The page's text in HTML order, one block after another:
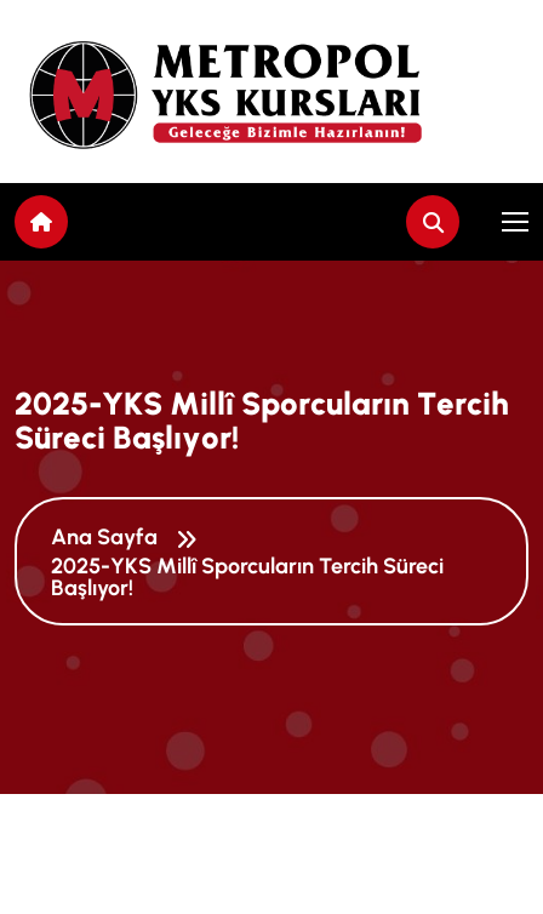
2025-YKS Millî Sporcuların Tercih
Süreci Başlıyor!
Ana Sayfa
2025-YKS Millî Sporcuların Tercih Süreci
Başlıyor!